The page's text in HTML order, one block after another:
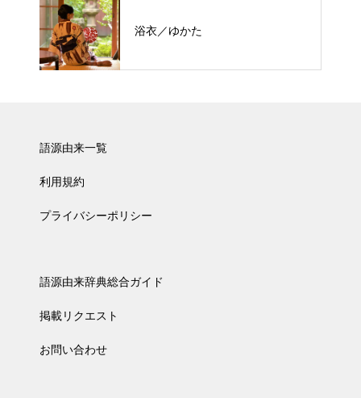
浴衣／ゆかた
語源由来一覧
利用規約
プライバシーポリシー
語源由来辞典総合ガイド
掲載リクエスト
お問い合わせ